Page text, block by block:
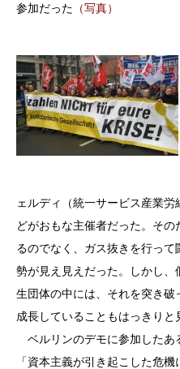
参加だった （写真）
ェルディ（統一サービス産業
どがおもな主催者だった。そ
るのでなく、ガス抜きを行っ
勢が見え見えだった。しかし
生団体の中には、それを突き
成長していることもはっきりと
ベルリンのデモに参加したあ
「資本主義が引き起こした危